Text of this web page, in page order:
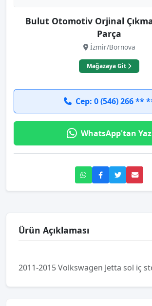
Bulut Otomotiv Orjinal
Parça
İzmir/Bornova
Mağazaya Git
Cep: 0 (546) 266 **
WhatsApp'tan Yaz
Ürün Açıklaması
2011-2015 Volkswagen Jetta sol iç